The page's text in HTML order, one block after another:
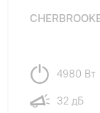
4980 Вт
32 дБ